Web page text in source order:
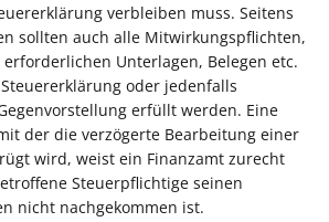
verbleiben muss. Seitens
sollten auch alle Mitwirkungspflichten,
Unterlagen, Belegen etc.
oder jedenfalls
erfüllt werden. Eine
der die verzögerte Bearbeitung einer
wird, weist ein Finanzamt zurecht
Steuerpflichtige seinen
nicht nachgekommen ist.